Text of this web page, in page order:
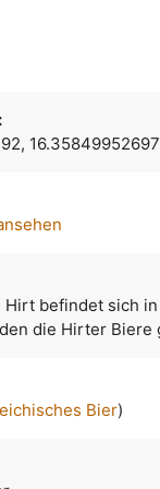
Hirt befindet sich
die Hirter Biere
Bier)